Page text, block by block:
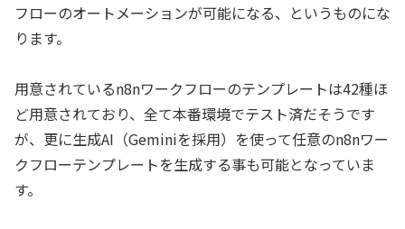
フローのオートメーションが可能になる、というものにな
ります。
用意されているn8nワークフローのテンプレートは42種ほ
ど用意されており、全て本番環境でテスト済だそうです
が、更に生成AI（Geminiを採用）を使って任意のn8nワー
クフローテンプレートを生成する事も可能となっていま
す。